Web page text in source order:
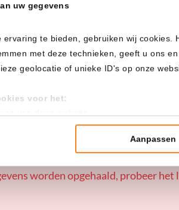
uw gegevens
ervaring te bieden, gebruiken wij
met deze technieken, geeft u ons
geolocatie of unieke ID's op onze
voor het:
te geven om deze technieken
het maken van bezwaar tegen
Aanpassen
Inversión total
---
worden opgehaald, probeer het